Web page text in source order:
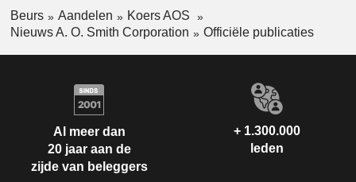
Beurs Aandelen
Koers AOS
Nieuws A. O. Smith Corporation
Officiële publicaties
Al meer dan
20 jaar aan de
zijde van beleggers
+ 1.300.000
leden